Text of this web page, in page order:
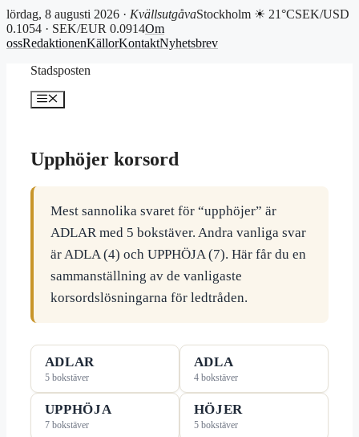
lördag, 8 augusti 2026 · KvällsutgåvaStockholm ☀ 21°CSEK/USD
0.1054 · SEK/EUR 0.0914Om
ossRedaktionenKällorKontaktNyhetsbrev
Stadsposten
Meny
Upphöjer korsord
Mest sannolika svaret för “upphöjer” är
ADLAR med 5 bokstäver. Andra vanliga svar
är ADLA (4) och UPPHÖJA (7). Här får du en
sammanställning av de vanligaste
korsordslösningarna för ledtråden.
ADLAR
5 bokstäver
ADLA
4 bokstäver
UPPHÖJA
7 bokstäver
HÖJER
5 bokstäver